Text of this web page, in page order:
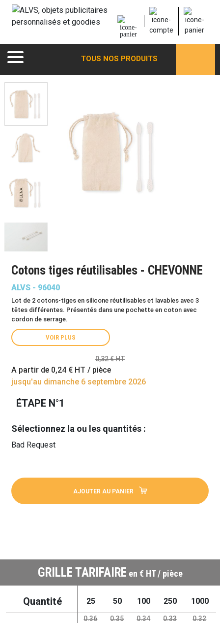
TOUS NOS PRODUITS
Cotons tiges réutilisables - CHEVONNE
ALVS - 96040
Lot de 2 cotons-tiges en silicone réutilisables et lavables avec 3
têtes différentes. Présentés dans une pochette en coton avec
cordon de serrage.
VOIR PLUS
0,32 € HT
A partir de 0,24 € HT / pièce
jusqu'au dimanche 6 septembre 2026
ÉTAPE N°1
Sélectionnez la ou les quantités :
Bad Request
AJOUTER AU PANIER
GRILLE TARIFAIRE en € HT / pièce
Quantité 25 50 100 250 1000
0.36 0.35 0.34 0.33 0.32